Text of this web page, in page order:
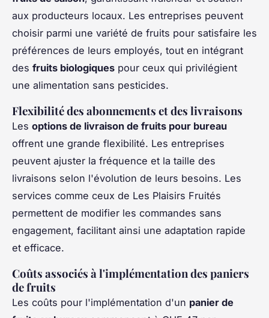
aux producteurs locaux. Les entreprises peuvent
choisir parmi une variété de fruits pour satisfaire les
préférences de leurs employés, tout en intégrant
des fruits biologiques pour ceux qui privilégient
une alimentation sans pesticides.
Flexibilité des abonnements et des livraisons
Les options de livraison de fruits pour bureau
offrent une grande flexibilité. Les entreprises
peuvent ajuster la fréquence et la taille des
livraisons selon l'évolution de leurs besoins. Les
services comme ceux de Les Plaisirs Fruités
permettent de modifier les commandes sans
engagement, facilitant ainsi une adaptation rapide
et efficace.
Coûts associés à l'implémentation des paniers
de fruits
Les coûts pour l'implémentation d'un panier de